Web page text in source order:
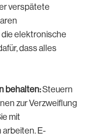
verspätete
elektronische
dass alles
behalten:Steuern
zur Verzweiflung
mit
E-